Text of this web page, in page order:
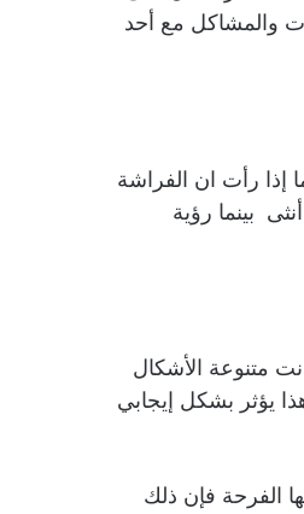
والمشاكل مع أحد
إذا رأت ان الفراشة
بينما رؤية
متنوعة الأشكال
يؤثر بشكل إيجابي
الفرحة فإن ذلك